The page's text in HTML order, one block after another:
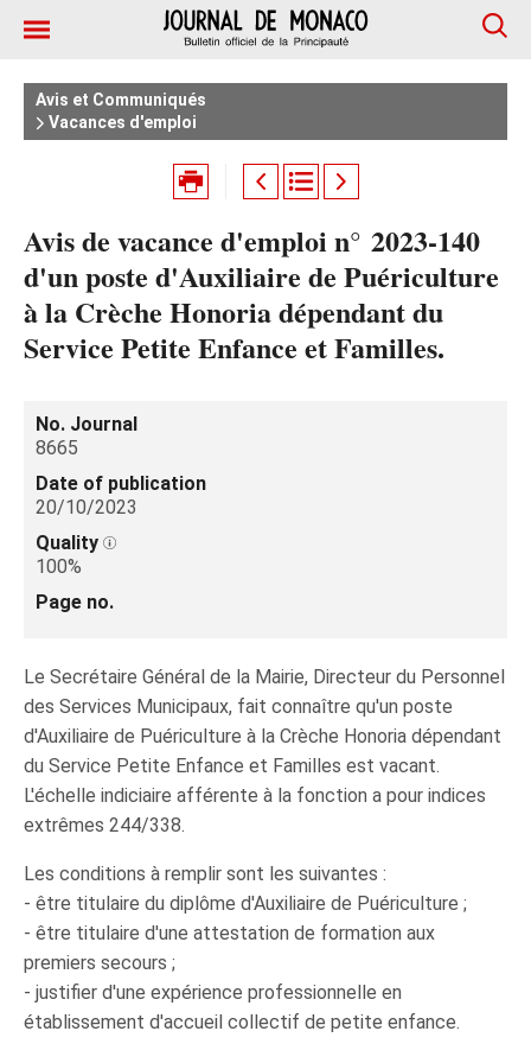
Avis et Communiqués
Vacances d'emploi
Avis de vacance d'emploi n° 2023-140
d'un poste d'Auxiliaire de Puériculture
à la Crèche Honoria dépendant du
Service Petite Enfance et Familles.
No. Journal
8665
Date of publication
20/10/2023
Quality
100%
Page no.
Le Secrétaire Général de la Mairie, Directeur du Personnel
des Services Municipaux, fait connaître qu'un poste
d'Auxiliaire de Puériculture à la Crèche Honoria dépendant
du Service Petite Enfance et Familles est vacant.
L'échelle indiciaire afférente à la fonction a pour indices
extrêmes 244/338.
Les conditions à remplir sont les suivantes :
- être titulaire du diplôme d'Auxiliaire de Puériculture ;
- être titulaire d'une attestation de formation aux
premiers secours ;
- justifier d'une expérience professionnelle en
établissement d'accueil collectif de petite enfance.